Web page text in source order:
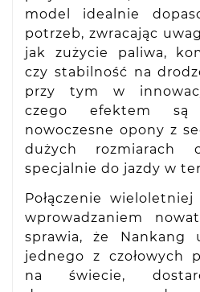
model idealnie
potrzeb, zwracając
jak zużycie paliwa,
czy stabilność na
przy tym w
czego efektem są
nowoczesne opony z
dużych rozmiarach
specjalnie do jazdy w
Połączenie
wprowadzaniem
sprawia, że Nankang
jednego z czołowych
na świecie,